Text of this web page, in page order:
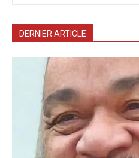
DERNIER ARTICLE